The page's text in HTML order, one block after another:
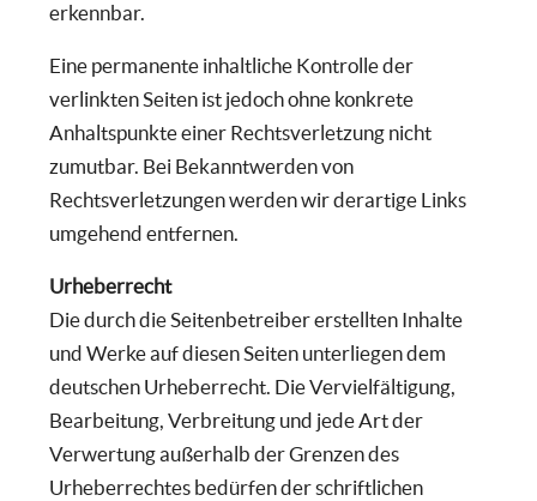
erkennbar.
Eine permanente inhaltliche Kontrolle der
verlinkten Seiten ist jedoch ohne konkrete
Anhaltspunkte einer Rechtsverletzung nicht
zumutbar. Bei Bekanntwerden von
Rechtsverletzungen werden wir derartige Links
umgehend entfernen.
Urheberrecht
Die durch die Seitenbetreiber erstellten Inhalte
und Werke auf diesen Seiten unterliegen dem
deutschen Urheberrecht. Die Vervielfältigung,
Bearbeitung, Verbreitung und jede Art der
Verwertung außerhalb der Grenzen des
Urheberrechtes bedürfen der schriftlichen